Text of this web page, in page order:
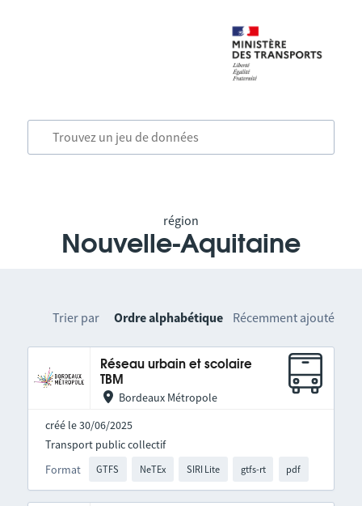
région
Nouvelle-Aquitaine
Trier par Ordre alphabétique Récemment ajouté
Réseau urbain et scolaire
TBM
Bordeaux Métropole
créé le 30/06/2025
Format GTFS NeTEx SIRI Lite gtfs-rt pdf
Transport public collectif